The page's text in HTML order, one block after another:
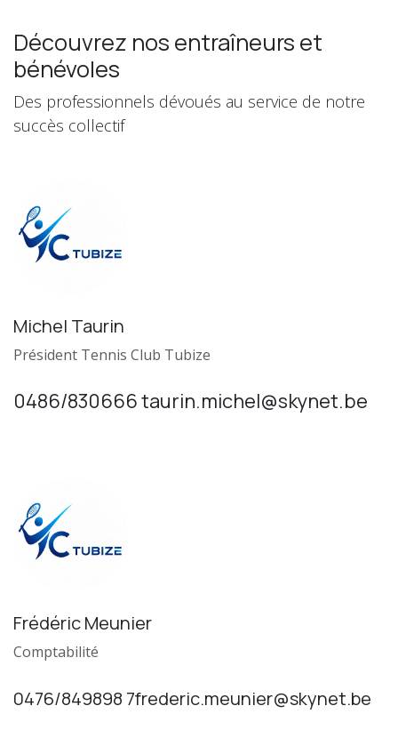
Découvrez nos entraîneurs et
bénévoles
Des professionnels dévoués au service de notre
succès collectif
Michel Taurin
Président Tennis Club Tubize
0486/830666 taurin.michel@skynet.be
Frédéric Meunier
Comptabilité
0476/849898 7frederic.meunier@skynet.be